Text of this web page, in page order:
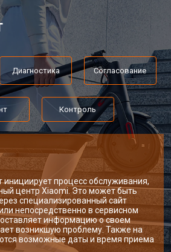
Диагностика Согласование
Контроль
инициирует процесс обслуживания,
центр Xiaomi. Это может быть
специализированный сайт
непосредственно в сервисном
информацию о своем
возникшую проблему. Также на
возможные даты и время приема